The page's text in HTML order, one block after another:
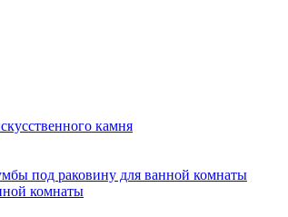
камня
под раковину для ванной комнаты
комнаты